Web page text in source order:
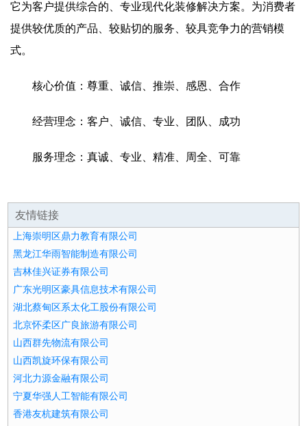
它为客户提供综合的、专业现代化装修解决方案。为消费者
提供较优质的产品、较贴切的服务、较具竞争力的营销模
式。
核心价值：尊重、诚信、推崇、感恩、合作
经营理念：客户、诚信、专业、团队、成功
服务理念：真诚、专业、精准、周全、可靠
友情链接
上海崇明区鼎力教育有限公司
黑龙江华雨智能制造有限公司
吉林佳兴证券有限公司
广东光明区豪具信息技术有限公司
湖北蔡甸区系太化工股份有限公司
北京怀柔区广良旅游有限公司
山西群先物流有限公司
山西凯旋环保有限公司
河北力源金融有限公司
宁夏华强人工智能有限公司
香港友杭建筑有限公司